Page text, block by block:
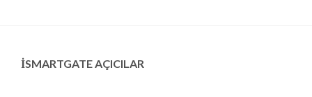
ISMARTGATE AÇICILAR